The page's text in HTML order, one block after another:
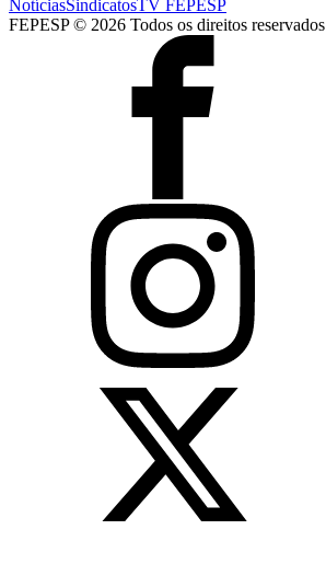
NotíciasSindicatosTV FEPESP
FEPESP © 2026 Todos os direitos reservados